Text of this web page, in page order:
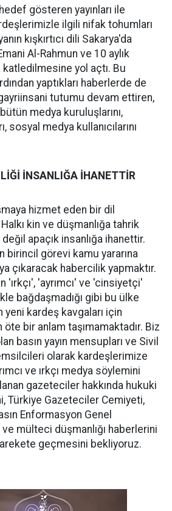
gösteren yayınları ile
ilgili nifak tohumları
kışkırtıcı dili Sakarya'da
Al-Rahmun ve 10 aylık
yol açtı. Bu
yaptıkları haberlerde de
gayriinsani tutumu devam ettiren,
medya kuruluşlarını,
sosyal medya kullanıcılarını
İNSANLIĞA İHANETTİR
hizmet eden bir dil
kin ve düşmanlığa tahrik
apaçık insanlığa ihanettir.
birincil görevi kamu yararına
çıkaracak habercilik yapmaktır.
'ırkçı', 'ayrımcı' ve 'cinsiyetçi'
bağdaşmadığı gibi bu ülke
kardeş kavgaları için
bir anlam taşımamaktadır. Biz
basın yayın mensupları ve Sivil
olarak kardeşlerimize
ve ırkçı medya söylemini
gazeteciler hakkında hukuki
Türkiye Gazeteciler Cemiyeti,
Enformasyon Genel
ve mülteci düşmanlığı haberlerini
geçmesini bekliyoruz.